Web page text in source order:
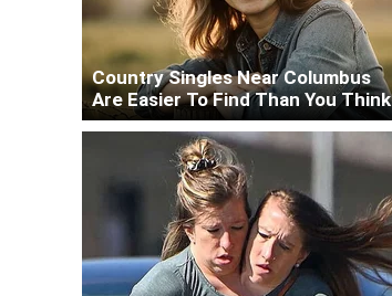
Country Singles Near Columbus
Are Easier To Find Than You Think